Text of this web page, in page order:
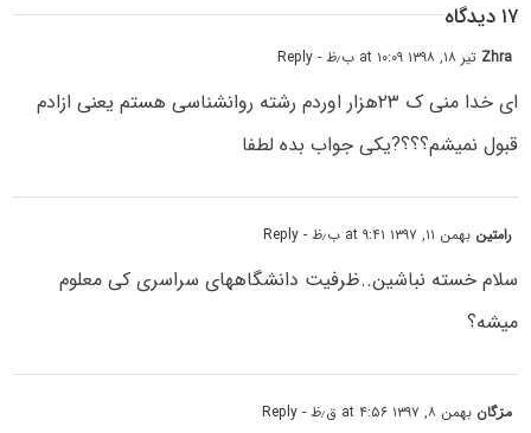
۱۷ دیدگاه
Zhra تیر ۱۸, ۱۳۹۸ at ۱۰:۰۹ ب٫ظ - Reply
ای خدا منی ک ۲۳هزار اوردم رشته روانشناسی هستم یعنی ازادم
قبول نمیشم؟؟؟?یکی جواب بده لطفا
رامتین بهمن ۱۱, ۱۳۹۷ at ۹:۴۱ ب٫ظ - Reply
سلام خسته نباشین..ظرفیت دانشگاههای سراسری کی معلوم
میشه؟
مڗگان بهمن ۸, ۱۳۹۷ at ۴:۵۶ ق٫ظ - Reply